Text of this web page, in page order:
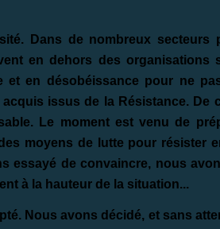
Dans de nombreux secteurs
en dehors des organisations
et en désobéissance pour ne
issus de la Résistance. De
Le moment est venu de
moyens de lutte pour résister
essayé de convaincre, nous
à la hauteur de la situation...
Nous avons décidé, et sans